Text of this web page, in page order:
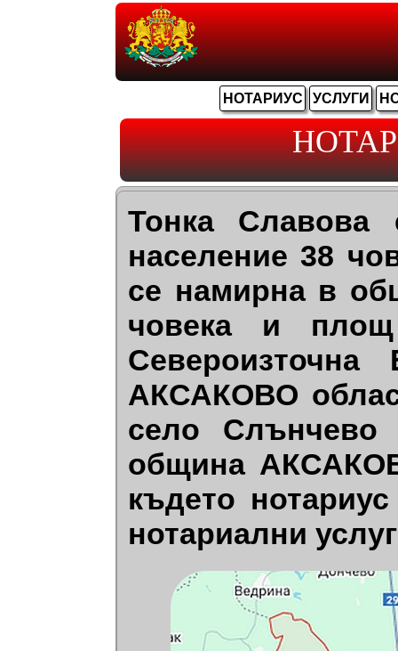
НОТАРИУС УСЛУГИ
Тонка
население 38
се намирна в
човека и
АКСАКОВО
село
община
където
нотариални